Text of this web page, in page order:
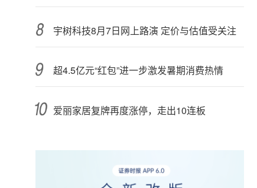
宇树科技8月7日网上路演 定价与估值受关注
超4.5亿元“红包”进一步激发暑期消费热情
爱丽家居复牌再度涨停，走出10连板